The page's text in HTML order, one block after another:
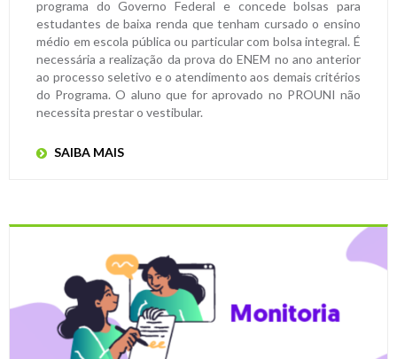
programa do Governo Federal e concede bolsas para
estudantes de baixa renda que tenham cursado o ensino
médio em escola pública ou particular com bolsa integral. É
necessária a realização da prova do ENEM no ano anterior
ao processo seletivo e o atendimento aos demais critérios
do Programa. O aluno que for aprovado no PROUNI não
necessita prestar o vestibular.
SAIBA MAIS